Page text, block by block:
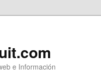
e Información